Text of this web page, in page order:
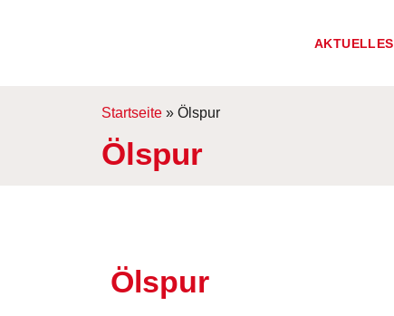
AKTUELLES
Startseite » Ölspur
Ölspur
Ölspur